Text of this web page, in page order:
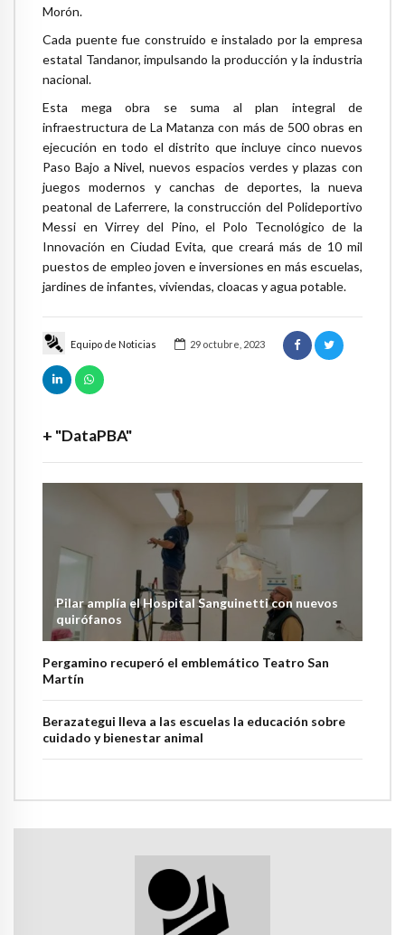
Equipo de Noticias 29 octubre, 2023
+ "DataPBA"
Pilar amplía el Hospital Sanguinetti con nuevos
quirófanos
Pergamino recuperó el emblemático Teatro San
Martín
Berazategui lleva a las escuelas la educación sobre
cuidado y bienestar animal
Morón.
Cada puente fue construido e instalado por la empresa
estatal Tandanor, impulsando la producción y la industria
nacional.
Esta mega obra se suma al plan integral de
infraestructura de La Matanza con más de 500 obras en
ejecución en todo el distrito que incluye cinco nuevos
Paso Bajo a Nivel, nuevos espacios verdes y plazas con
juegos modernos y canchas de deportes, la nueva
peatonal de Laferrere, la construcción del Polideportivo
Messi en Virrey del Pino, el Polo Tecnológico de la
Innovación en Ciudad Evita, que creará más de 10 mil
puestos de empleo joven e inversiones en más escuelas,
jardines de infantes, viviendas, cloacas y agua potable.